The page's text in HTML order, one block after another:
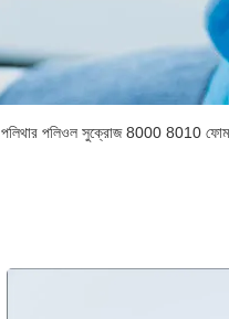
পলিথার পলিওল সুক্রোজ 8000 8010